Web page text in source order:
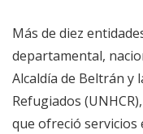
Más de diez
departamental,
Alcaldía de Beltrán y
Refugiados
que ofreció servicios